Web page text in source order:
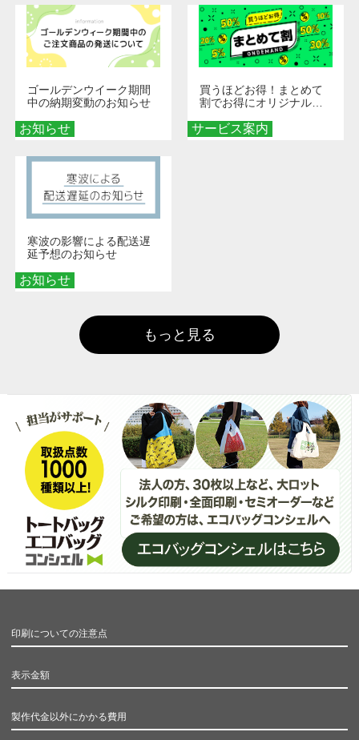
お知らせ
ゴールデンウイーク期間
中の納期変動のお知らせ
サービス案内
買うほどお得！まとめて
割でお得にオリジナルグ
お知らせ
寒波の影響による配送遅
延予想のお知らせ
もっと見る
印刷についての注意点
表示金額
製作代金以外にかかる費用